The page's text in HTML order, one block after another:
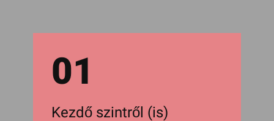
01
Kezdő szintről (is)